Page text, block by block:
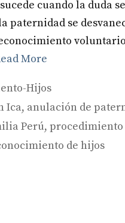
cuando la duda
paternidad se
More
Hijos
Ica, anulación de
Perú,
de hijos